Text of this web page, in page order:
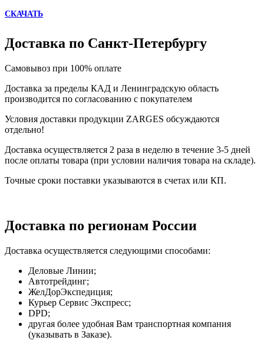
СКАЧАТЬ
Доставка по Санкт-Петербургу
Самовывоз при 100% оплате
Доставка за пределы КАД и Ленинградскую область
производится по согласованию с покупателем
Условия доставки продукции ZARGES обсуждаются
отдельно!
Доставка осуществляется 2 раза в неделю в течение 3-5 дней
после оплаты товара (при условии наличия товара на складе).
Точные сроки поставки указываются в счетах или КП.
Доставка по регионам России
Доставка осуществляется следующими способами:
Деловые Линии;
Автотрейдинг;
ЖелДорЭкспедиция;
Курьер Сервис Экспресс;
DPD;
другая более удобная Вам транспортная компания
(указывать в Заказе).